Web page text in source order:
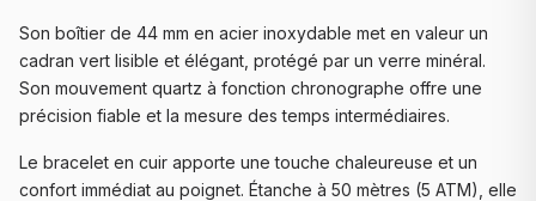
Son boîtier de 44 mm en acier inoxydable met en valeur un
cadran vert lisible et élégant, protégé par un verre minéral.
Son mouvement quartz à fonction chronographe offre une
précision fiable et la mesure des temps intermédiaires.
Le bracelet en cuir apporte une touche chaleureuse et un
confort immédiat au poignet. Étanche à 50 mètres (5 ATM), elle